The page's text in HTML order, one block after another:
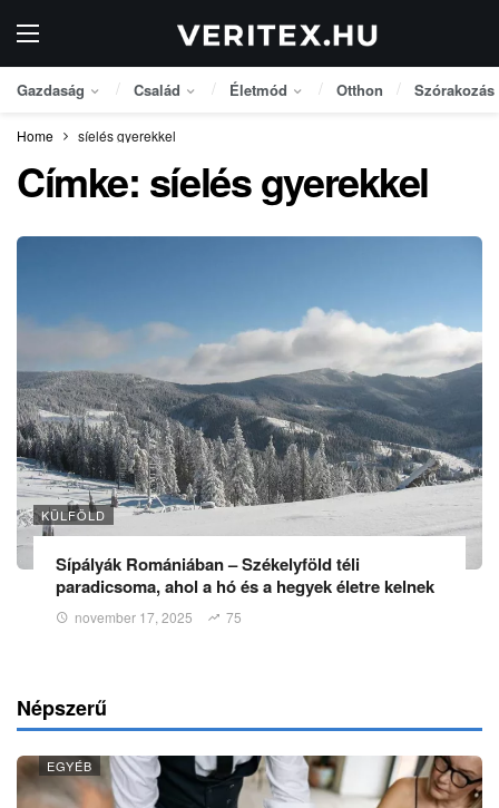
Gazdaság Család Életmód Otthon Szórakozás
Home síelés gyerekkel
Címke: síelés gyerekkel
KÜLFÖLD
Sípályák Romániában – Székelyföld téli
paradicsoma, ahol a hó és a hegyek életre kelnek
november 17, 2025 75
Népszerű
EGYÉB